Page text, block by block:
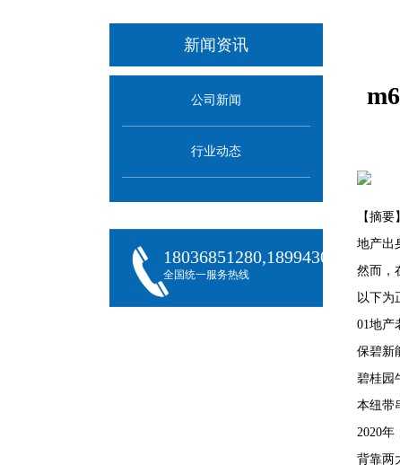
新闻资讯
公司新闻
行业动态
全国统一服务热线
【摘
地产出
然而，
以下为
01地产
保碧新
碧桂园
本纽带
2020年
背靠两